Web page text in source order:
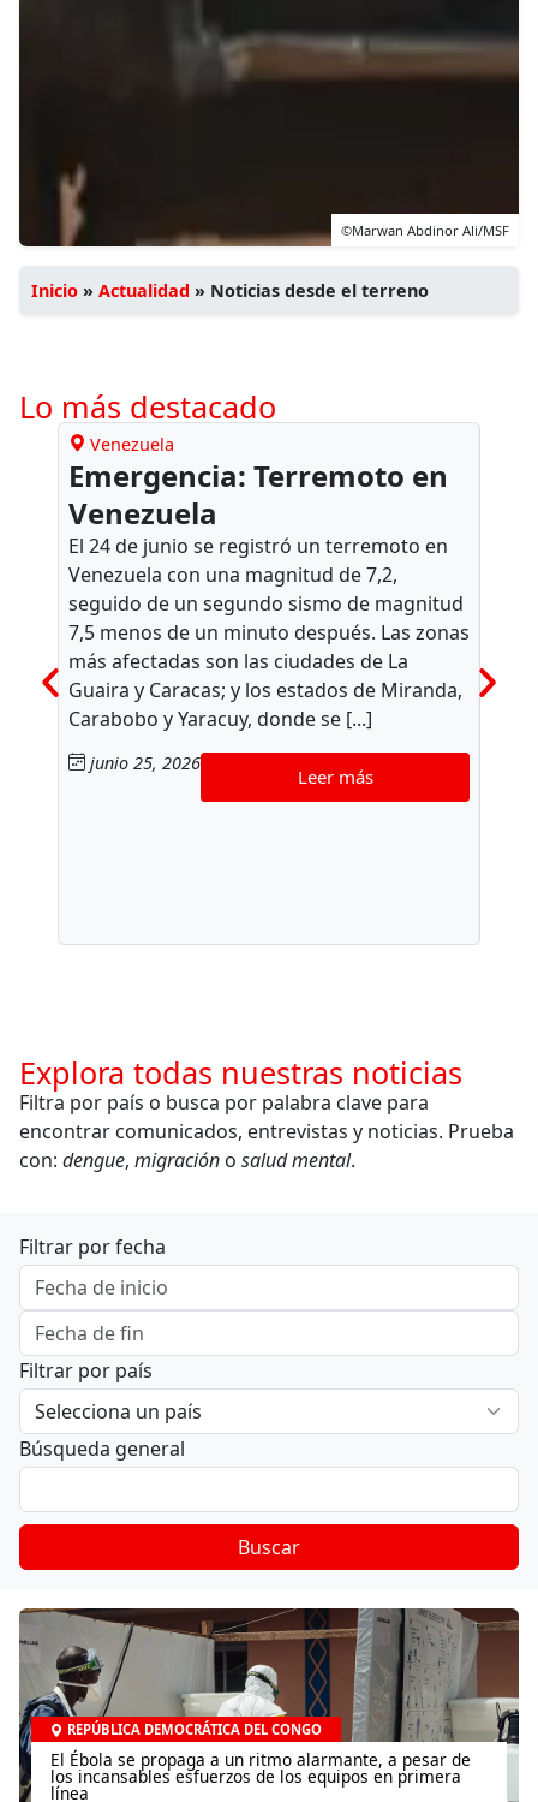
©Marwan Abdinor Ali/MSF
Inicio » Actualidad » Noticias desde el terreno
Lo más destacado
Venezuela
Emergencia: Terremoto en
Venezuela
El 24 de junio se registró un terremoto en
Venezuela con una magnitud de 7,2,
seguido de un segundo sismo de magnitud
7,5 menos de un minuto después. Las zonas
más afectadas son las ciudades de La
Guaira y Caracas; y los estados de Miranda,
Carabobo y Yaracuy, donde se [...]
junio 25, 2026
Leer más
Explora todas nuestras noticias
Filtra por país o busca por palabra clave para
encontrar comunicados, entrevistas y noticias. Prueba
con: dengue, migración o salud mental.
Filtrar por fecha
Filtrar por país
Búsqueda general
Buscar
REPÚBLICA DEMOCRÁTICA DEL CONGO
El Ébola se propaga a un ritmo alarmante, a pesar de
los incansables esfuerzos de los equipos en primera
línea